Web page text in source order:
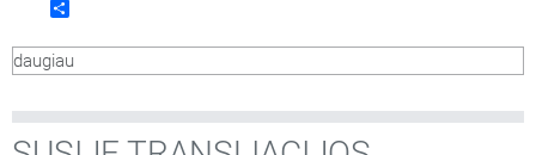
į klausytojų klausimus tiesioginio eterio metu atsako
rezidentas,Vilniaus ir Utenos apskričių policijos
daugiau